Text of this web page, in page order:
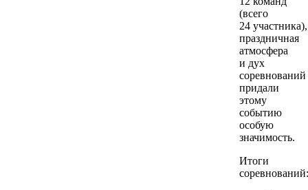
(всего
24 участника),
праздничная
атмосфера
и дух
соревнований
придали
этому
событию
особую
значимость.
Итоги
соревнований: